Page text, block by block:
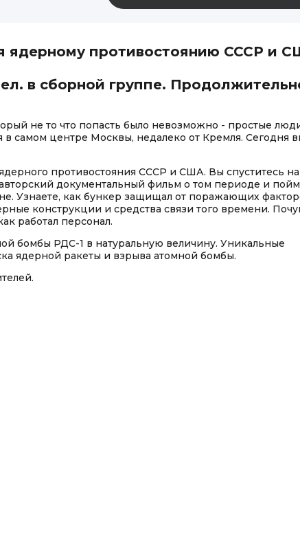
ядерному противостоянию СССР и
в сборной группе.
не то что попасть было невозможно - простые
в самом центре Москвы, недалеко от Кремля. Сегодня
противостояния СССР и США. Вы спуститесь на
документальный фильм о том периоде и
Узнаете, как бункер защищал от поражающих
конструкции и средства связи того времени.
работал персонал.
бомбы РДС-1 в натуральную величину. Уникальные
ядерной ракеты и взрыва атомной бомбы.